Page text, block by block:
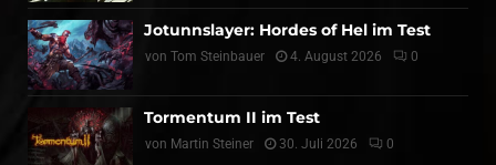
Jotunnslayer: Hordes of Hel im Test
von Tom Steinbauer 4. August 2026 0
Tormentum II im Test
von Martin Steiner 30. Juli 2026 0